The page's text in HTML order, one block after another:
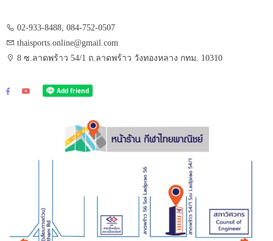
02-933-8488, 084-752-0507
thaisports.online@gmail.com
8 ซ.ลาดพร้าว 54/1 ถ.ลาดพร้าว วังทองหลาง กทม. 10310